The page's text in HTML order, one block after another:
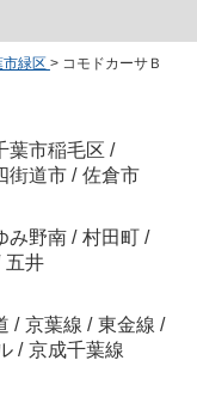
市緑区 > コモドカーサＢ
葉市稲毛区 /
街道市 / 佐倉市
み野南 / 村田町 /
五井
/ 京葉線 / 東金線 /
/ 京成千葉線